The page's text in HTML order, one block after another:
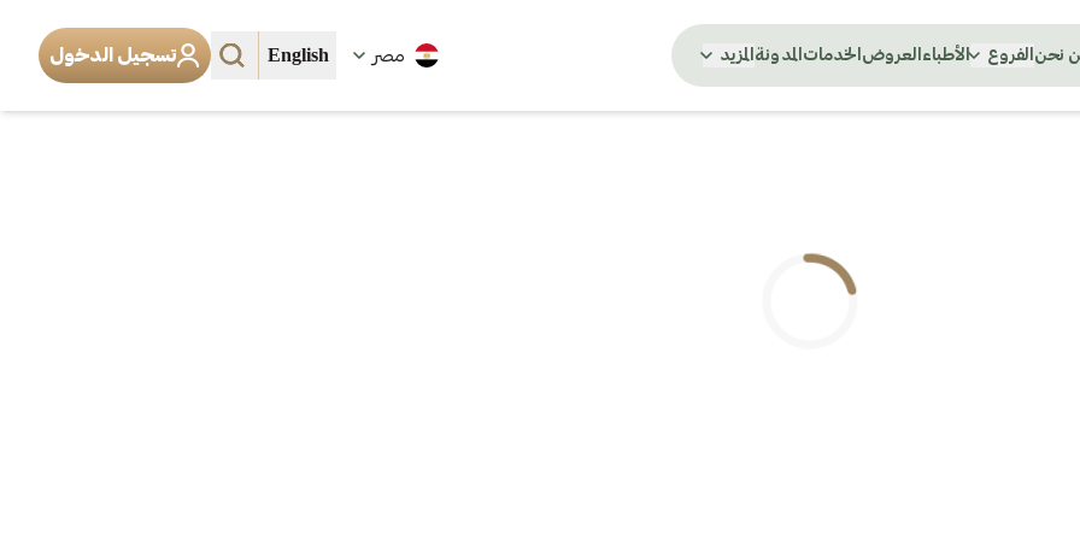
نحن الفروع الأطباء العروض الخدمات المدونة المزيد مصر English تسجيل الدخول